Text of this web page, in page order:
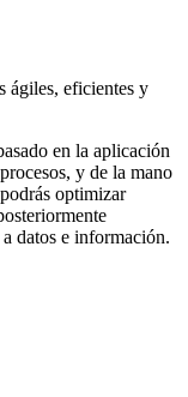
ágiles, eficientes y
en la aplicación
y de la mano
optimizar
datos e información.